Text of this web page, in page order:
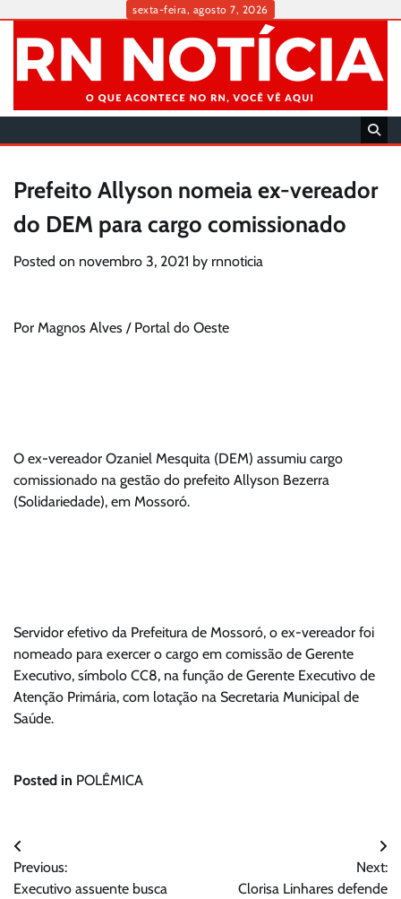
content
sexta-feira, agosto 7, 2026
Prefeito Allyson nomeia ex-vereador
do DEM para cargo comissionado
Posted on novembro 3, 2021 by rnnoticia
Por Magnos Alves / Portal do Oeste
O ex-vereador Ozaniel Mesquita (DEM) assumiu cargo
comissionado na gestão do prefeito Allyson Bezerra
(Solidariedade), em Mossoró.
Servidor efetivo da Prefeitura de Mossoró, o ex-vereador foi
nomeado para exercer o cargo em comissão de Gerente
Executivo, símbolo CC8, na função de Gerente Executivo de
Atenção Primária, com lotação na Secretaria Municipal de
Saúde.
Posted in POLÊMICA
Navegação
de
Previous:
Executivo assuente busca
Next:
Clorisa Linhares defende